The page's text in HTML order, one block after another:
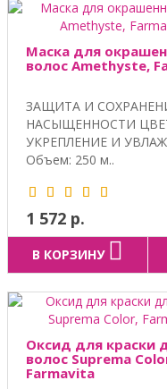
Маска для
волос Amethyste,
ЗАЩИТА И
НАСЫЩЕННОСТИ
УКРЕПЛЕНИЕ И
Объем: 250 м..
1 572 р.
В КОРЗИНУ
Оксид для краски
волос Suprema
Farmavita